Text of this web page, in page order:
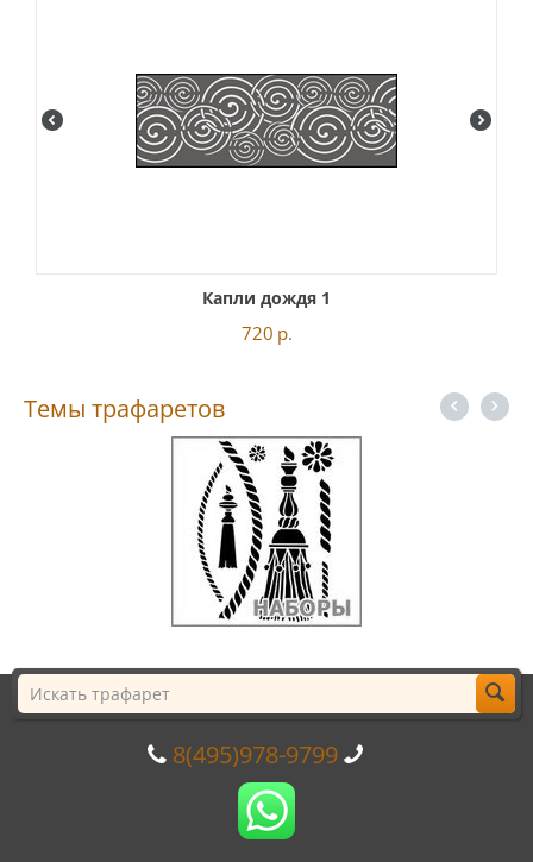
Капли дождя 1
720 р.
Темы трафаретов
8(495)978-9799